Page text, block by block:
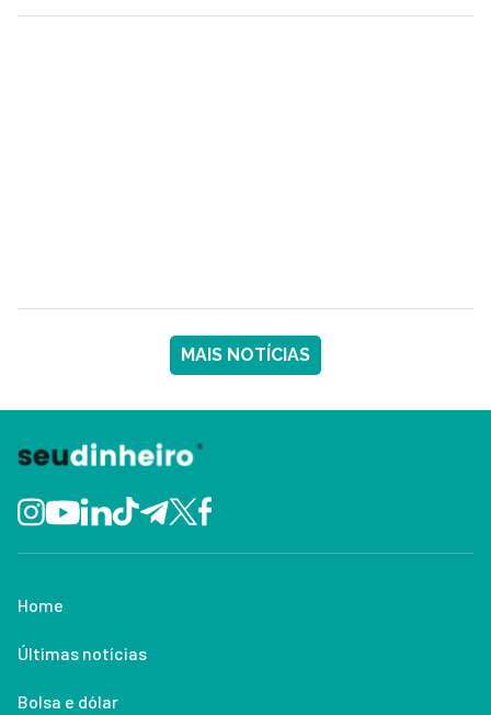
MAIS NOTÍCIAS
Home
Últimas notícias
Bolsa e dólar